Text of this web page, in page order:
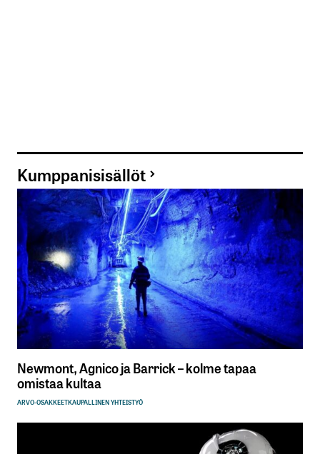
Kumppanisisällöt
Newmont, Agnico ja Barrick – kolme tapaa
omistaa kultaa
ARVO-OSAKKEETKAUPALLINEN YHTEISTYÖ